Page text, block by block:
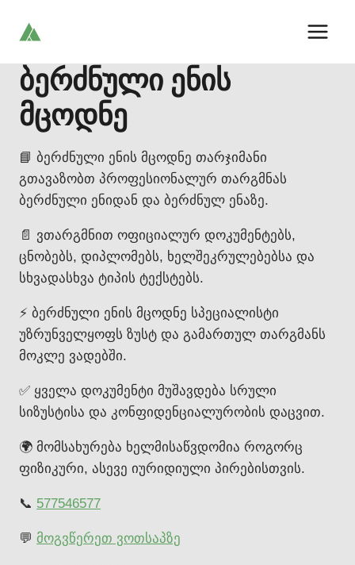
ბერძნული ენის
მცოდნე
📘 ბერძნული ენის მცოდნე თარჯიმანი
გთავაზობთ პროფესიონალურ თარგმნას
ბერძნული ენიდან და ბერძნულ ენაზე.
📄 ვთარგმნით ოფიციალურ დოკუმენტებს,
ცნობებს, დიპლომებს, ხელშეკრულებებსა და
სხვადასხვა ტიპის ტექსტებს.
⚡ ბერძნული ენის მცოდნე სპეციალისტი
უზრუნველყოფს ზუსტ და გამართულ თარგმანს
მოკლე ვადებში.
✅ ყველა დოკუმენტი მუშავდება სრული
სიზუსტისა და კონფიდენციალურობის დაცვით.
🌍 მომსახურება ხელმისაწვდომია როგორც
ფიზიკური, ასევე იურიდიული პირებისთვის.
📞 577546577
💬 მოგვწერეთ ვოთსაპზე